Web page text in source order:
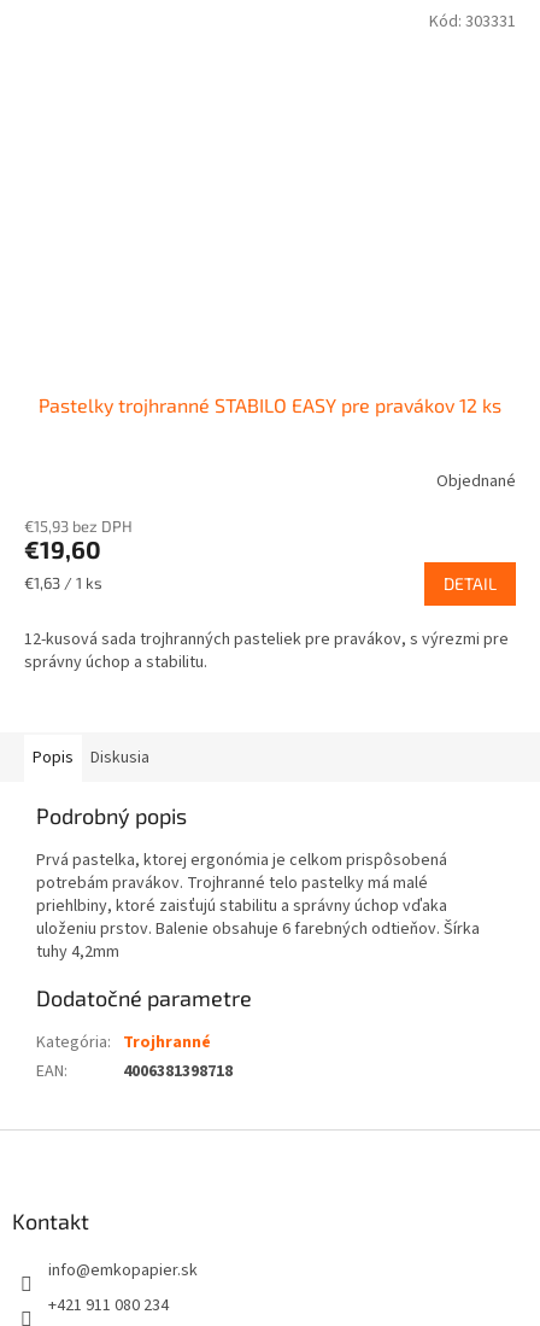
Pastelky trojhranné STABILO EASY pre pravákov 12 ks
Objednané
€15,93 bez DPH
€19,60
Jednotková
€1,63 / 1 ks DETAIL
12-kusová sada trojhranných pasteliek pre pravákov, s výrezmi pre
správny úchop a stabilitu.
Kód: 303331
Popis Diskusia
Podrobný popis
Prvá pastelka, ktorej ergonómia je celkom prispôsobená
potrebám pravákov. Trojhranné telo pastelky má malé
priehlbiny, ktoré zaisťujú stabilitu a správny úchop vďaka
uloženiu prstov. Balenie obsahuje 6 farebných odtieňov. Šírka
tuhy 4,2mm
Dodatočné parametre
Kategória: Trojhranné
EAN: 4006381398718
Kontakt
info@emkopapier.sk
+421 911 080 234